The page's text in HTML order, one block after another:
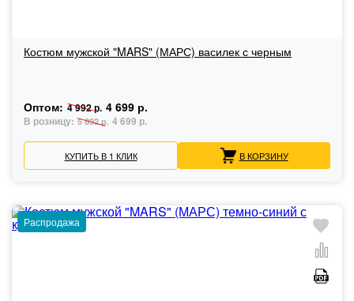
Костюм мужской "MARS" (МАРС) василек с черным
Оптом: 4 992 р. 4 699 р.
В розницу: 5 892 р. 4 699 р.
КУПИТЬ В 1 КЛИК В КОРЗИНУ
Распродажа